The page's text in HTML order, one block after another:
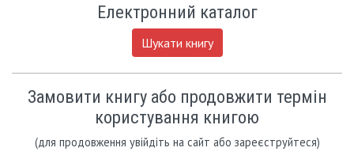
Електронний каталог
Шукати книгу
Замовити книгу або продовжити термін
користування книгою
(для продовження увійдіть на сайт або зареєструйтеся)